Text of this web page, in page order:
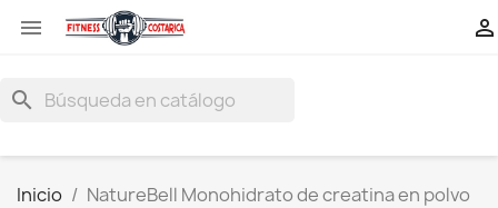
 
search
Inicio NatureBell Monohidrato de creatina en polvo